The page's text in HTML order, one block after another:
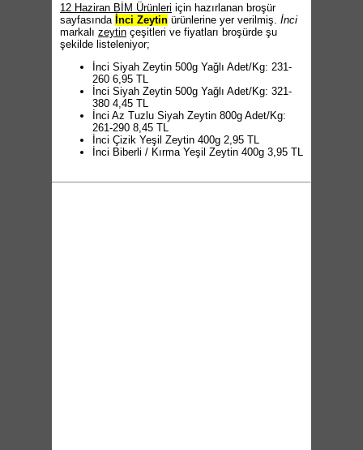
12 Haziran BİM Ürünleri için hazırlanan broşür
sayfasında İnci Zeytin ürünlerine yer verilmiş. İnci
markalı zeytin çeşitleri ve fiyatları broşürde şu
şekilde listeleniyor;
İnci Siyah Zeytin 500g Yağlı Adet/Kg: 231-
260 6,95 TL
İnci Siyah Zeytin 500g Yağlı Adet/Kg: 321-
380 4,45 TL
İnci Az Tuzlu Siyah Zeytin 800g Adet/Kg:
261-290 8,45 TL
İnci Çizik Yeşil Zeytin 400g 2,95 TL
İnci Biberli / Kırma Yeşil Zeytin 400g 3,95 TL